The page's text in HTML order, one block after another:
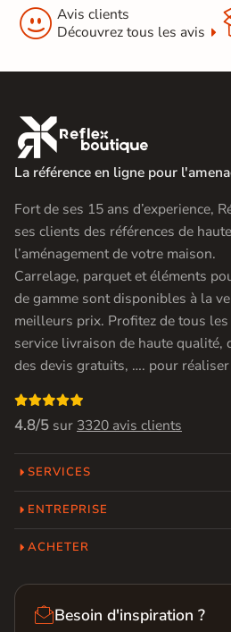
Normes
|Carrelage
Carrelage
identique
 Avis clients
Découvrez tous les avis

La référence en ligne pour
Fort de ses 15 ans d’experience,
ses clients des références de
l’aménagement de votre maison.
Carrelage, parquet et éléments
de gamme sont disponibles à la
meilleurs prix. Profitez de tous
service livraison de haute
des devis gratuits, …. pour

4.8/5 sur 3320 avis clients
SERVICES
ENTREPRISE
ACHETER
Besoin d'inspiration ?